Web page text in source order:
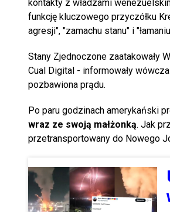
kontakty z władzami
funkcję kluczowego przyczółku
agresji", "zamachu stanu" i
Stany Zjednoczone zaatakowały
Cual Digital - informowały
pozbawiona prądu.
Po paru godzinach amerykański
wraz ze swoją małżonką. Jak
przetransportowany do Nowego